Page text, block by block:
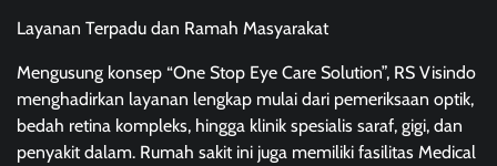
Layanan Terpadu dan Ramah Masyarakat
Mengusung konsep “One Stop Eye Care Solution”, RS Visindo
menghadirkan layanan lengkap mulai dari pemeriksaan optik,
bedah retina kompleks, hingga klinik spesialis saraf, gigi, dan
penyakit dalam. Rumah sakit ini juga memiliki fasilitas Medical